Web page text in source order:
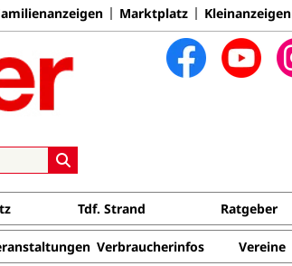
Marktplatz Kleinanzeigen
Tdf. Strand Ratgeber
Verbraucherinfos Vereine